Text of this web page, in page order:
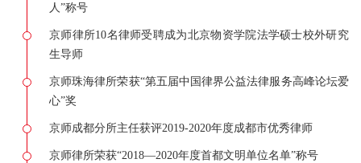
人”称号
京师律所10名律师受聘成为北京物资学院法学硕士校外研究
生导师
京师珠海律所荣获“第五届中国律界公益法律服务高峰论坛爱
心”奖
京师成都分所主任获评2019-2020年度成都市优秀律师
京师律所荣获“2018—2020年度首都文明单位名单”称号